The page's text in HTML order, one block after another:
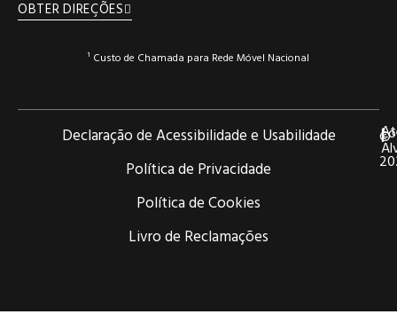
OBTER DIREÇÕES
¹ Custo de Chamada para Rede Móvel Nacional
©
||
Declaração de Acessibilidade e Usabilidade
Política de Privacidade
Política de Cookies
Livro de Reclamações